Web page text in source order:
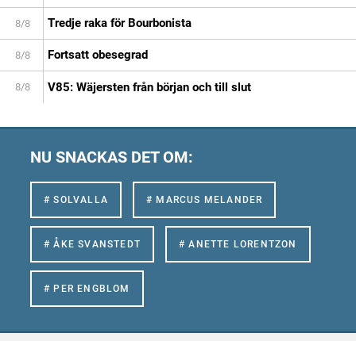
8/8 Tredje raka för Bourbonista
8/8 Fortsatt obesegrad
8/8 V85: Wäjersten från början och till slut
NU SNACKAS DET OM:
# SOLVALLA # MARCUS MELANDER
# ÅKE SVANSTEDT # ANETTE LORENTZON
# PER ENGBLOM